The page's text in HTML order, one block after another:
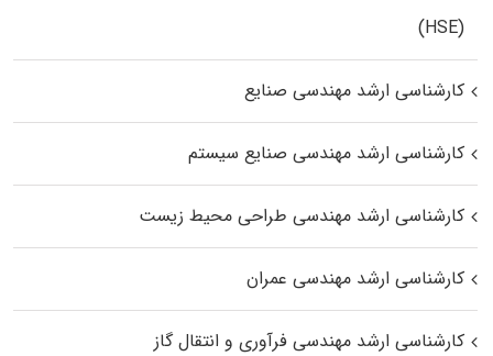
(HSE)
کارشناسی ارشد مهندسی صنایع
کارشناسی ارشد مهندسی صنایع سیستم
کارشناسی ارشد مهندسی طراحی محیط زیست
کارشناسی ارشد مهندسی عمران
کارشناسی ارشد مهندسی فرآوری و انتقال گاز